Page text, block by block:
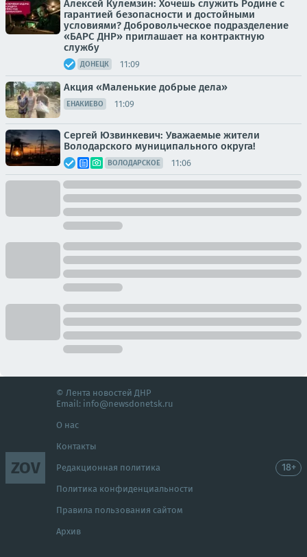
Алексей Кулемзин: Хочешь служить Родине с
гарантией безопасности и достойными
условиями? Добровольческое подразделение
«БАРС ДНР» приглашает на контрактную
службу
ДОНЕЦК 11:09
Акция «Маленькие добрые дела»
ЕНАКИЕВО 11:09
Сергей Юзвинкевич: Уважаемые жители
Володарского муниципального округа!
ВОЛОДАРСКОЕ 11:06
ZOV
© Лента новостей ДНР
Email: info@newsdonetsk.ru
О нас
Контакты
Редакционная политика
Политика конфиденциальности
Правила пользования сайтом
Архив
18+